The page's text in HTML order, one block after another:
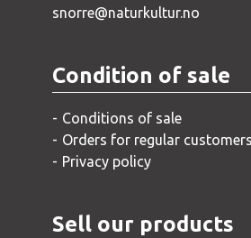
snorre@naturkultur.no
Condition of sale
Conditions of sale
Orders for regular customers
Privacy policy
Sell our products